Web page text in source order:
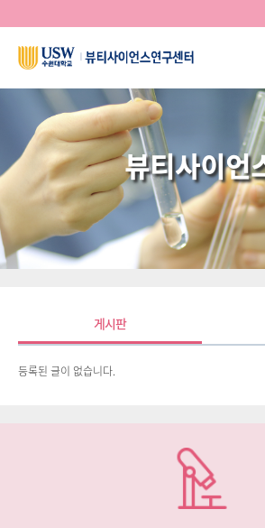
뷰티사이언
게시판
등록된 글이 없습니다.